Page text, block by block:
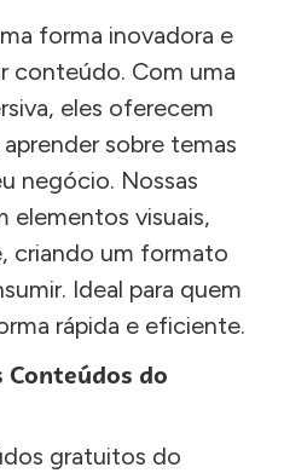
forma inovadora e
conteúdo. Com uma
eles oferecem
sobre temas
negócio. Nossas
elementos visuais,
criando um formato
Ideal para quem
rápida e eficiente.
Conteúdos do
gratuitos do